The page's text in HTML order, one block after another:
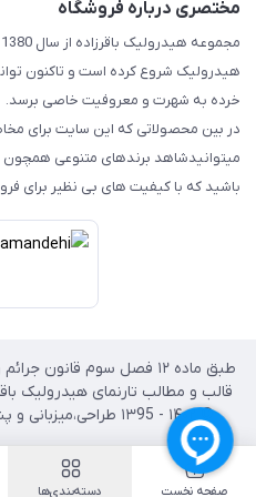
مختصری درباره فروشگاه
هیدرولیک شروع کرده است و تاکنون
خرده به شهرت و معروفیت خاصی برسد.
در بین محصولاتی که این سایت برای
میتوانیدشاهد برندهای متنوعی همچون
باشید که با کیفیت های بی نظیر برای
طبق ماده ۱۲ فصل سوم قانون
قالب و مطالب تارنمای هیدرولیک
© ۱۴۰۲ - ۱۳95 طراحی،‌میزبانی و پشتیبانی توسط
صفحه نخست دسته‌بندی‌ها